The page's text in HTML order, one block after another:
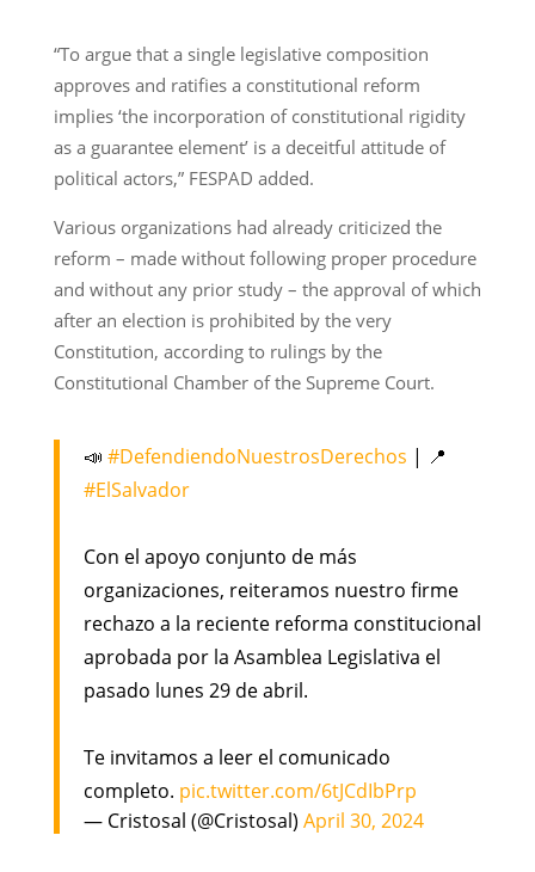
“To argue that a single legislative composition
approves and ratifies a constitutional reform
implies ‘the incorporation of constitutional rigidity
as a guarantee element’ is a deceitful attitude of
political actors,” FESPAD added.
Various organizations had already criticized the
reform – made without following proper procedure
and without any prior study – the approval of which
after an election is prohibited by the very
Constitution, according to rulings by the
Constitutional Chamber of the Supreme Court.
📣 #DefendiendoNuestrosDerechos | 📍
#ElSalvador
Con el apoyo conjunto de más
organizaciones, reiteramos nuestro firme
rechazo a la reciente reforma constitucional
aprobada por la Asamblea Legislativa el
pasado lunes 29 de abril.
Te invitamos a leer el comunicado
completo. pic.twitter.com/6tJCdIbPrp
— Cristosal (@Cristosal) April 30, 2024